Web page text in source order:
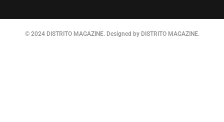
© 2024 DISTRITO MAGAZINE. Designed by DISTRITO MAGAZINE.